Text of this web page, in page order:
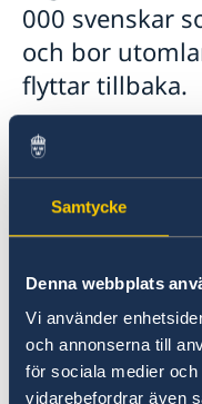
Samtycke
Denna webbplats
Vi använder
och annonserna till
för sociala medier
vidarebefordrar även
Provisoriskt pass
Hjälp vid brott
Stulet eller förlorat
Överföring av
Juridisk hjälp i utlandet
Anmäl din
Gifta sig i Malaysia
Medborgarskap
Registrera nyfödd
Internetbedrägeri
Kan jag förnya
Förvärv av
Legaliseringar
Levnadsintyg
Sjukvård
Reseinformation
Ambassadens
Aktuella händelser
Allmänna
Inför resan
Service för
Så kan du få stöd
Team Sweden
000 svenskar
och bor
flyttar tillbaka.
SVIV är
genom att vara
påverkansarbete
SVIV har cirka
världen som står
sina nätverk och
hjälp kan man få
Sverige.